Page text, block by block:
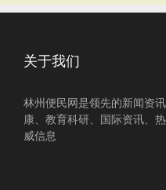
关于我们
林州便民网是领先的新闻资
康、教育科研、国际资讯、
威信息